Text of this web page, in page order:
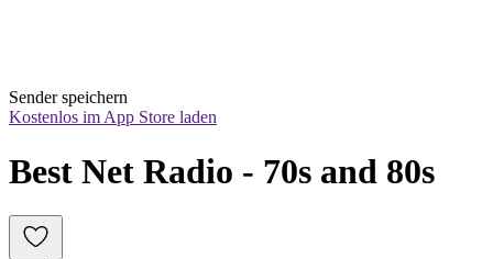
Sender speichern
Kostenlos im App Store laden
Best Net Radio - 70s and 80s